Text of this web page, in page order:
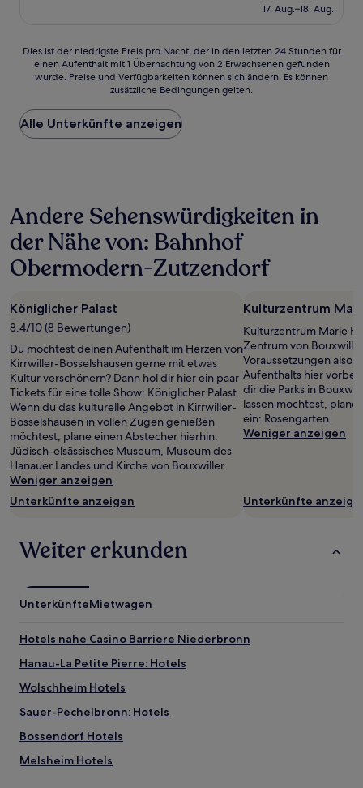
beträgt
17. Aug.–18. Aug.
Dies
der
Preis
pro
Nacht,
24 Stunden
für
einen
Aufenthalt
mit
2 Erwachsenen
gefunden
wurde.
Preise
und
Verfügbarkeiten
können
sich
ändern.
Es
können
zusätzliche
Bedingungen
gelten.
Dies ist der niedrigste Preis pro Nacht, der in den letzten 24 Stunden für
einen Aufenthalt mit 1 Übernachtung von 2 Erwachsenen gefunden
wurde. Preise und Verfügbarkeiten können sich ändern. Es können
zusätzliche Bedingungen gelten.
Alle Unterkünfte anzeigen
Andere Sehenswürdigkeiten in
der Nähe von: Bahnhof
Obermodern-Zutzendorf
Königlicher Palast
8.4/10 (8 Bewertungen)
Du möchtest deinen Aufenthalt im Herzen von
Kirrwiller-Bosselshausen gerne mit etwas
Kultur verschönern? Dann hol dir hier ein paar
Tickets für eine tolle Show: Königlicher Palast.
Wenn du das kulturelle Angebot in Kirrwiller-
Bosselshausen in vollen Zügen genießen
möchtest, plane einen Abstecher hierhin:
Jüdisch-elsässisches Museum, Museum des
Hanauer Landes und Kirche von Bouxwiller.
Weniger anzeigen
Unterkünfte anzeigen
Kulturzentrum
Kulturzentrum Marie
Zentrum von
Voraussetzungen also,
Aufenthalts hier
dir die Parks in
lassen möchtest,
ein: Rosengarten.
Weniger anzeigen
Unterkünfte
Weiter erkunden
UnterkünfteMietwagen
Hotels nahe Casino Barriere Niederbronn
Hanau-La Petite Pierre: Hotels
Wolschheim Hotels
Sauer-Pechelbronn: Hotels
Bossendorf Hotels
Melsheim Hotels